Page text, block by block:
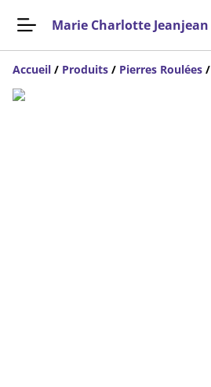
Marie Charlotte Jeanjean
Accueil / Produits / Pierres Roulées /